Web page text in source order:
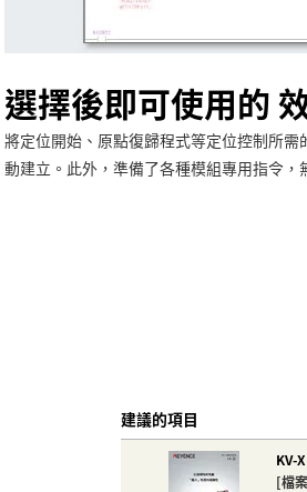
選擇後即可使用的
將定位開始、原點復歸程式等定位控制所
動建立。此外，準備了各種模組專用指令
建議的項目
KV-
[檔